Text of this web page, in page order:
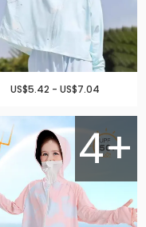
US$5.42 - US$7.04
4+